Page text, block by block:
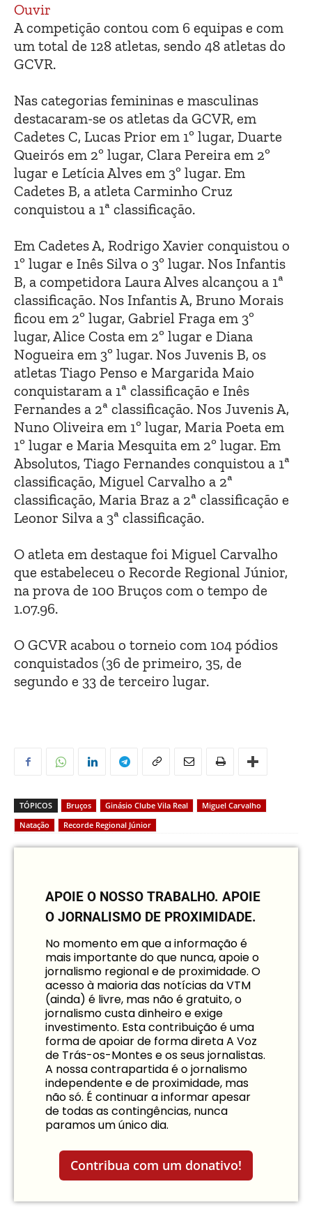
Ouvir
A competição contou com 6 equipas e com
um total de 128 atletas, sendo 48 atletas do
GCVR.
Nas categorias femininas e masculinas
destacaram-se os atletas da GCVR, em
Cadetes C, Lucas Prior em 1º lugar, Duarte
Queirós em 2º lugar, Clara Pereira em 2º
lugar e Letícia Alves em 3º lugar. Em
Cadetes B, a atleta Carminho Cruz
conquistou a 1ª classificação.
Em Cadetes A, Rodrigo Xavier conquistou o
1º lugar e Inês Silva o 3º lugar. Nos Infantis
B, a competidora Laura Alves alcançou a 1ª
classificação. Nos Infantis A, Bruno Morais
ficou em 2º lugar, Gabriel Fraga em 3º
lugar, Alice Costa em 2º lugar e Diana
Nogueira em 3º lugar. Nos Juvenis B, os
atletas Tiago Penso e Margarida Maio
conquistaram a 1ª classificação e Inês
Fernandes a 2ª classificação. Nos Juvenis A,
Nuno Oliveira em 1º lugar, Maria Poeta em
1º lugar e Maria Mesquita em 2º lugar. Em
Absolutos, Tiago Fernandes conquistou a 1ª
classificação, Miguel Carvalho a 2ª
classificação, Maria Braz a 2ª classificação e
Leonor Silva a 3ª classificação.
O atleta em destaque foi Miguel Carvalho
que estabeleceu o Recorde Regional Júnior,
na prova de 100 Bruços com o tempo de
1.07.96.
O GCVR acabou o torneio com 104 pódios
conquistados (36 de primeiro, 35, de
segundo e 33 de terceiro lugar.
TÓPICOS Bruços Ginásio Clube Vila Real
Miguel Carvalho
Natação
Recorde Regional Júnior
APOIE O NOSSO TRABALHO. APOIE
O JORNALISMO DE PROXIMIDADE.
No momento em que a informação é
mais importante do que nunca, apoie o
jornalismo regional e de proximidade. O
acesso à maioria das notícias da VTM
(ainda) é livre, mas não é gratuito, o
jornalismo custa dinheiro e exige
investimento. Esta contribuição é uma
forma de apoiar de forma direta A Voz
de Trás-os-Montes e os seus jornalistas.
A nossa contrapartida é o jornalismo
independente e de proximidade, mas
não só. É continuar a informar apesar
de todas as contingências, nunca
paramos um único dia.
Contribua com um donativo!